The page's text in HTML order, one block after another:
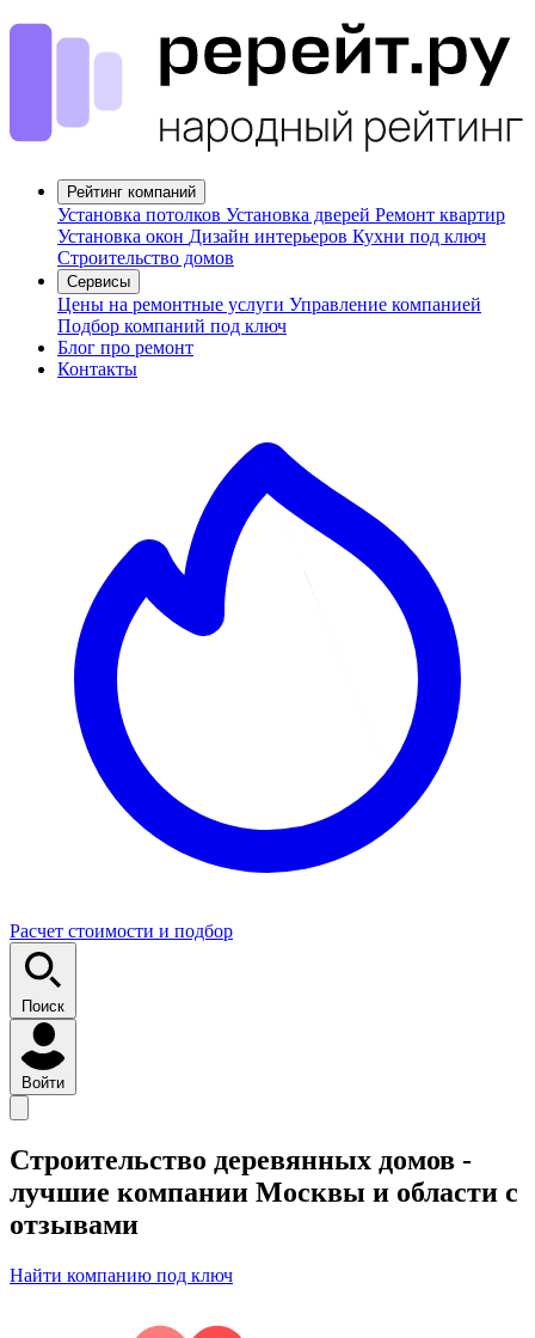
Рейтинг компаний
Установка потолков Установка дверей Ремонт квартир
Установка окон Дизайн интерьеров Кухни под ключ
Строительство домов
Сервисы
Цены на ремонтные услуги Управление компанией
Подбор компаний под ключ
Блог про ремонт
Контакты
Расчет стоимости и подбор
Поиск
Войти
Строительство деревянных домов -
лучшие компании Москвы и области с
отзывами
Найти компанию под ключ